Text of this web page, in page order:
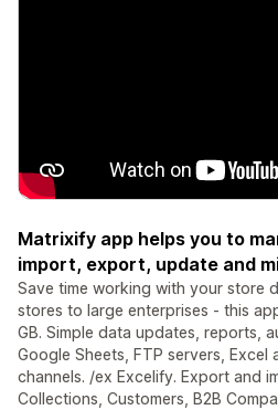
Matrixify app helps you to
import, export, update and
Save time working with your store
stores to large enterprises - this
GB. Simple data updates, reports,
Google Sheets, FTP servers,
channels. /ex Excelify. Export and
Collections, Customers, B2B